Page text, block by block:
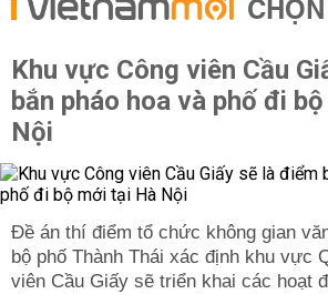
CHỌN
Khu vực Công viên Cầu
bắn pháo hoa và phố đi
Nội
Đề án thí điểm tổ chức không gian
bộ phố Thành Thái xác định khu vực
viên Cầu Giấy sẽ triển khai các hoạt